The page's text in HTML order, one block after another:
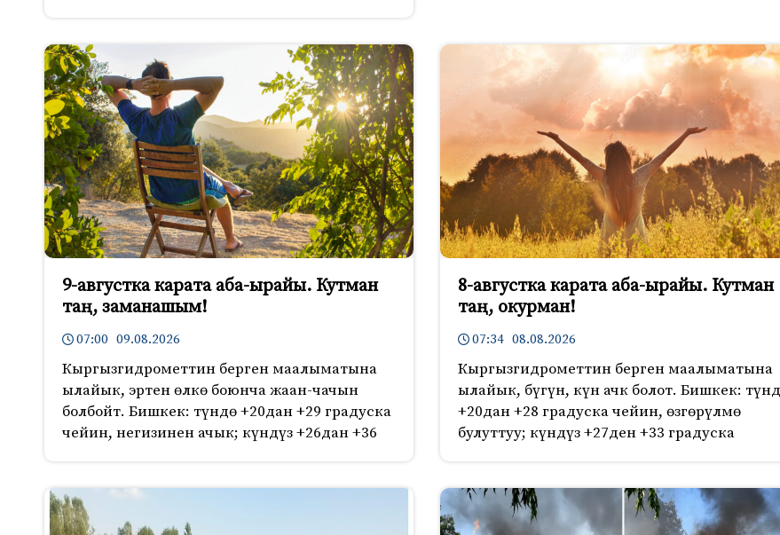
9-августка карата аба-ырайы. Кутман
таң, заманашым!
07:00 09.08.2026
Кыргызгидрометтин берген маалыматына
ылайык, эртен өлкө боюнча жаан-чачын
болбойт. Бишкек: түндө +20дан +29 градуска
чейин, негизинен ачык; күндүз +26дан +36
8-августка карата аба-ырайы. Кутман
таң, окурман!
07:34 08.08.2026
Кыргызгидрометтин берген маалыматына
ылайык, бүгүн, күн ачк болот. Бишкек:
+20дан +28 градуска чейин, өзгөрүлмө
булуттуу; күндүз +27ден +33 градуска